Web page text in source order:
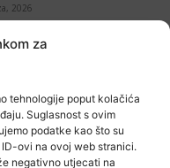
za
tehnologije poput kolačića
Suglasnost s ovim
podatke kao što su
ovi na ovoj web stranici.
negativno utjecati na
2026
Ljetna škola magije